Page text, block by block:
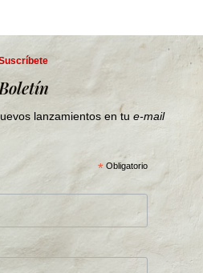
Boletín
lanzamientos en tu e-mail
* Obligatorio